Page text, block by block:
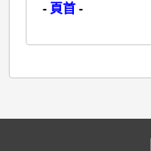
- 頁首 -